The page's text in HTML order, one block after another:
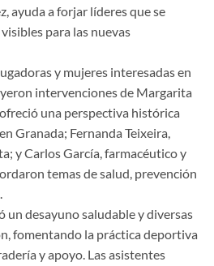
ayuda a forjar líderes que se
para las nuevas
y mujeres interesadas en
intervenciones de Margarita
una perspectiva histórica
Granada; Fernanda Teixeira,
y Carlos García, farmacéutico y
temas de salud, prevención
un desayuno saludable y diversas
fomentando la práctica deportiva
y apoyo. Las asistentes